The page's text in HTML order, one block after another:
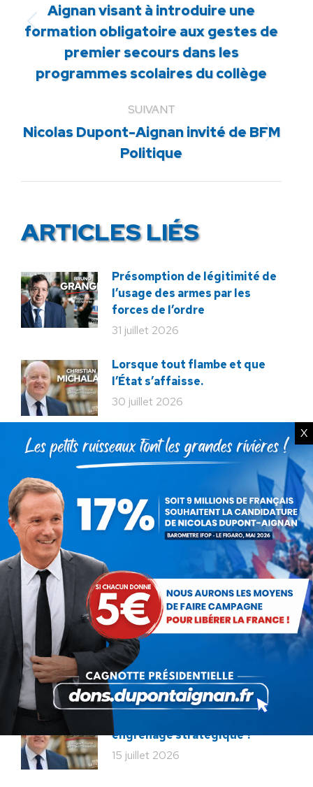
Article
précédent
:
Aignan visant à introduire une
formation obligatoire aux gestes de
premier secours dans les
programmes scolaires du collège
SUIVANT
Article
suivant
Nicolas Dupont-Aignan invité de BFM
Politique
ARTICLES LIÉS
Présomption de légitimité de
l’usage des armes par les
forces de l’ordre
31 juillet 2026
Lorsque tout flambe et que
l’État s’affaisse.
30 juillet 2026
Zinedine Zidane, le retour du
héros : la France confie son
légende
29 juillet 2026
La liberté ou la Mort
20 juillet 2026
Bac de français : quand la
liberté pédagogique devient
abandon culturel
18 juillet 2026
La France au seuil d’un
engrenage stratégique ?
15 juillet 2026
X